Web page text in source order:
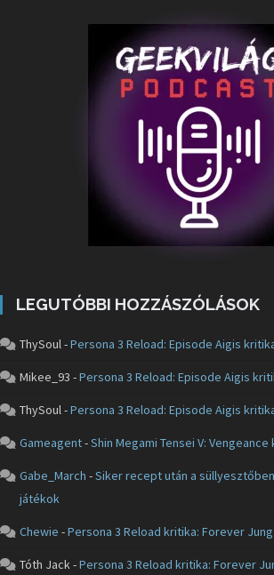
LEGUTÓBBI HOZZÁSZÓLÁSOK
ThySoul-Persona 3 Reload: Episode Aigis
Mikee_93 -Persona 3 Reload: Episode Aigis
ThySoul-Persona 3 Reload: Episode Aigis
Gameagent-Shin Megami Tensei V:
Gabe_March -Siker recept után a
játékok
Chewie -Persona 3 Reload kritika: Forever
Tóth Jack-Persona 3 Reload kritika: Forever